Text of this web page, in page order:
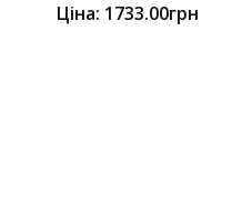
Ціна: 1733.00грн